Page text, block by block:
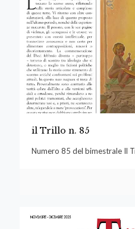
il Trillo n. 85
Numero 85 del bimestrale Il